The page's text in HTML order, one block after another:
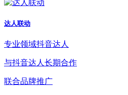
达人联动
专业领域抖音达人
与抖音达人长期合作
联合品牌推广